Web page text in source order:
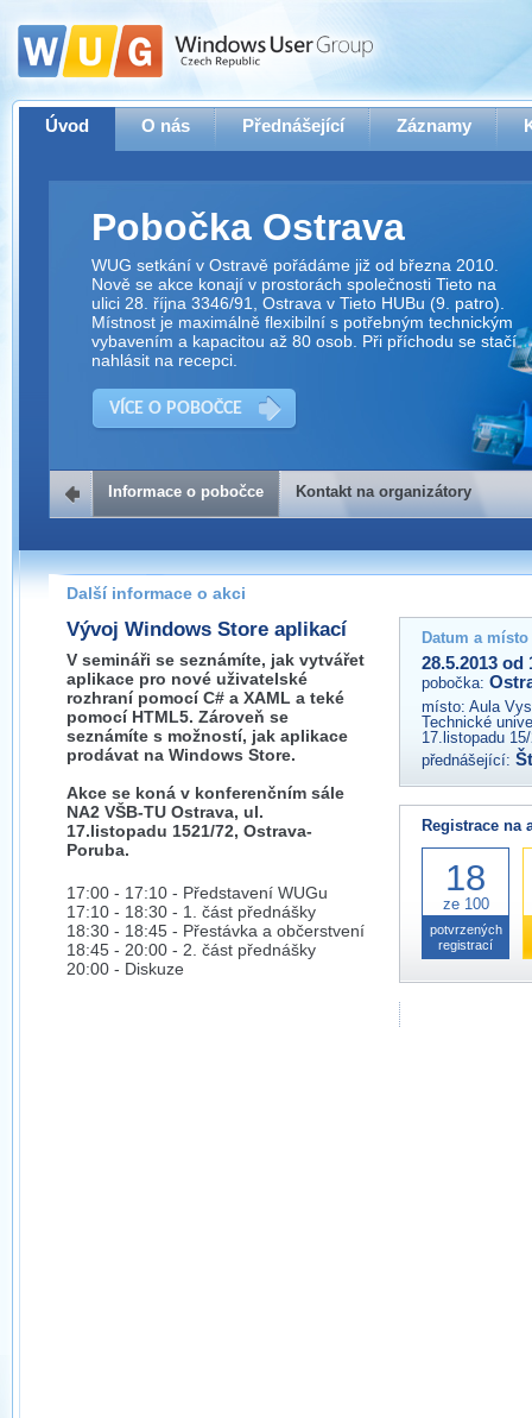
Úvod O nás Přednášející Záznamy
Pobočka Ostrava
WUG setkání v Ostravě pořádáme již od března 2010.
Nově se akce konají v prostorách společnosti Tieto na
ulici 28. října 3346/91, Ostrava v Tieto HUBu (9. patro).
Místnost je maximálně flexibilní s potřebným technickým
vybavením a kapacitou až 80 osob. Při příchodu se stačí
nahlásit na recepci.
VÍCE O POBOČCE
Kontakt na organizátory
Pokud máte jakýkoliv dotaz na organizátory této akce,
prosím neváhejte nás kontaktovat na e-mailu:
ostrava@wug.cz
Informace o pobočce Kontakt na organizátory
Další informace o akci
Vývoj Windows Store aplikací
V semináři se seznámíte, jak vytvářet
aplikace pro nové uživatelské
rozhraní pomocí C# a XAML a teké
pomocí HTML5. Zároveň se
seznámíte s možností, jak aplikace
prodávat na Windows Store.
Akce se koná v konferenčním sále
NA2 VŠB-TU Ostrava, ul.
17.listopadu 1521/72, Ostrava-
Poruba.
17:00 - 17:10 - Představení WUGu
17:10 - 18:30 - 1. část přednášky
18:30 - 18:45 - Přestávka a občerstvení
18:45 - 20:00 - 2. část přednášky
20:00 - Diskuze
Datum a
28.5.2013 od
pobočka:
místo: Aula
Technické
17.listopadu
přednášející:
Registrace na
18
ze 100
potvrzených
registrací